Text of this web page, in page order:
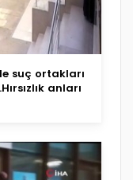
suç ortakları
anları